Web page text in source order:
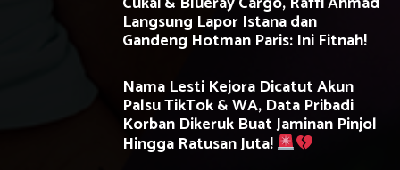
Langsung Lapor Istana dan
Gandeng Hotman Paris: Ini Fitnah!
Nama Lesti Kejora Dicatut Akun
Palsu TikTok & WA, Data Pribadi
Korban Dikeruk Buat Jaminan Pinjol
Hingga Ratusan Juta!